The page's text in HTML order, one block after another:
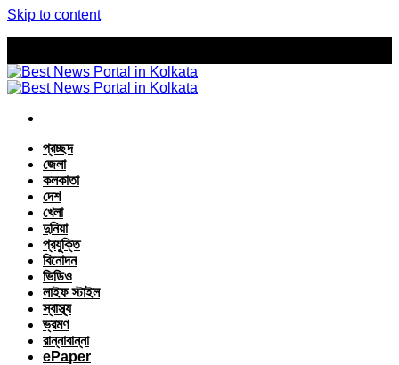
Skip to content
প্রচ্ছদ
জেলা
কলকাতা
দেশ
খেলা
দুনিয়া
প্রযুক্তি
বিনোদন
ভিডিও
লাইফ স্টাইল
স্বাস্থ্য
ভ্রমণ
রান্নাবান্না
ePaper